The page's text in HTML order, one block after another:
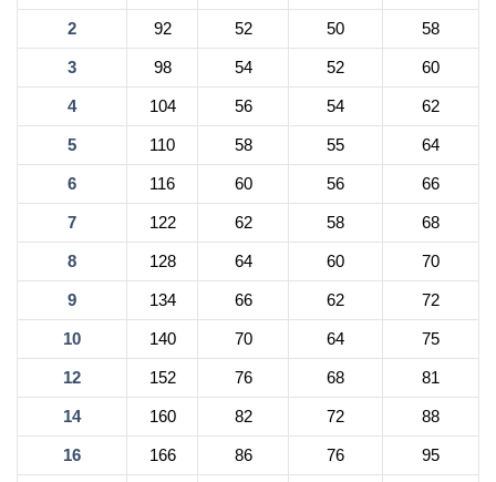
2 92 52 50 58
3 98 54 52 60
4 104 56 54 62
5 110 58 55 64
6 116 60 56 66
7 122 62 58 68
8 128 64 60 70
9 134 66 62 72
10 140 70 64 75
12 152 76 68 81
14 160 82 72 88
16 166 86 76 95